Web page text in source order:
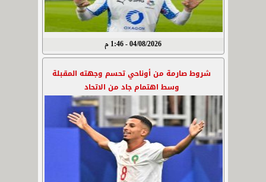
04/08/2026 - 1:46 م
شروط صارمة من أوناحي تحسم وجهته المقبلة
وسط اهتمام جاد من الاتحاد